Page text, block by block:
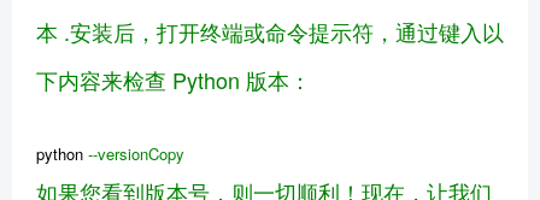
本 .安装后，打开终端或命令提示符，通过键入以
下内容来检查 Python 版本：
python --versionCopy
如果您看到版本号，则一切顺利！现在，让我们